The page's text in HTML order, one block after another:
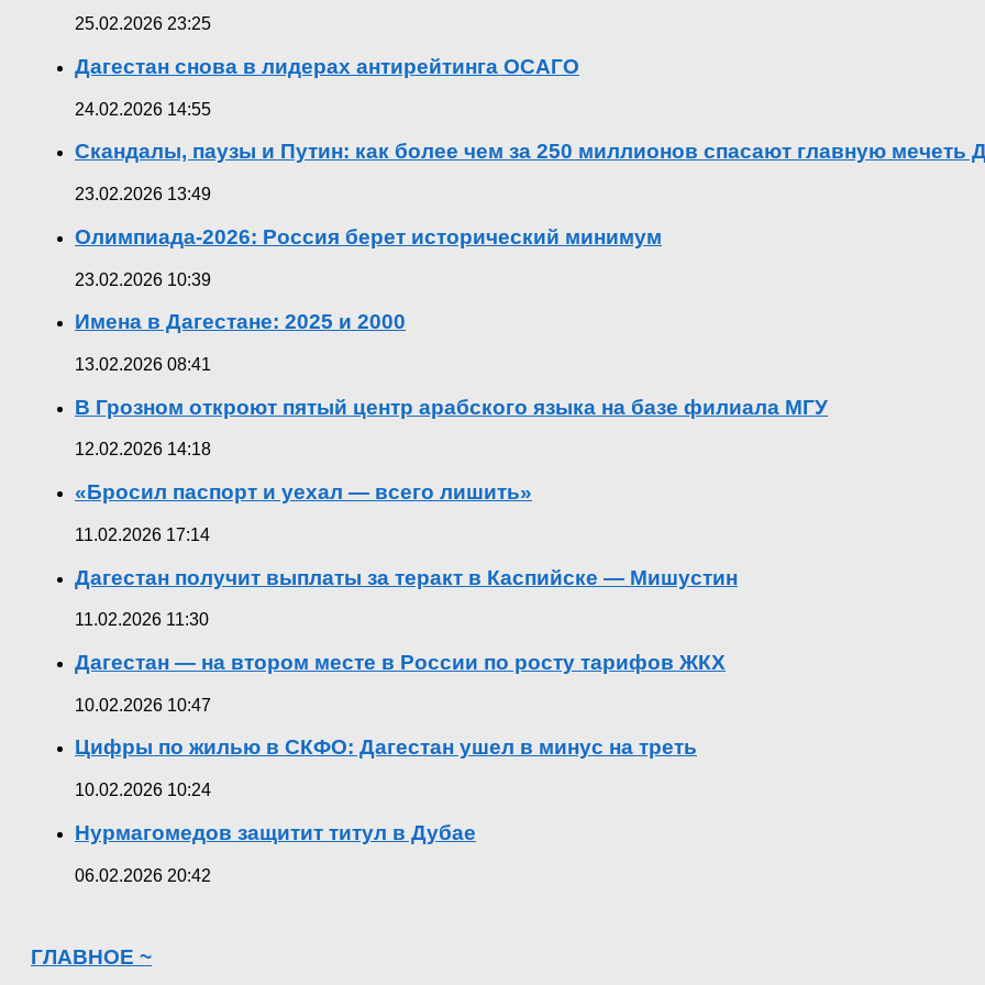
25.02.2026 23:25
Дагестан снова в лидерах антирейтинга ОСАГО
24.02.2026 14:55
Скандалы, паузы и Путин: как более чем за 250 миллионов спасают главную мечеть
23.02.2026 13:49
Олимпиада-2026: Россия берет исторический минимум
23.02.2026 10:39
Имена в Дагестане: 2025 и 2000
13.02.2026 08:41
В Грозном откроют пятый центр арабского языка на базе филиала МГУ
12.02.2026 14:18
«Бросил паспорт и уехал — всего лишить»
11.02.2026 17:14
Дагестан получит выплаты за теракт в Каспийске — Мишустин
11.02.2026 11:30
Дагестан — на втором месте в России по росту тарифов ЖКХ
10.02.2026 10:47
Цифры по жилью в СКФО: Дагестан ушел в минус на треть
10.02.2026 10:24
Нурмагомедов защитит титул в Дубае
06.02.2026 20:42
ГЛАВНОЕ ~